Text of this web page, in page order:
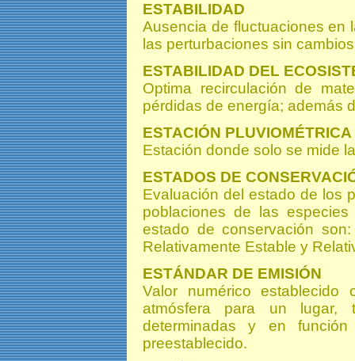
ESTABILIDAD
Ausencia de fluctuaciones en
las perturbaciones sin
ESTABILIDAD DEL
Optima recirculación de
pérdidas de energía; además
ESTACIÓN PLUVIOMÉTRICA
Estación donde solo se mide
ESTADOS DE
Evaluación del estado de los
poblaciones de las
estado de conservación
Relativamente Estable y
ESTÁNDAR DE EMISIÓN
Valor numérico
atmósfera para un lugar,
determinadas y en
preestablecido.